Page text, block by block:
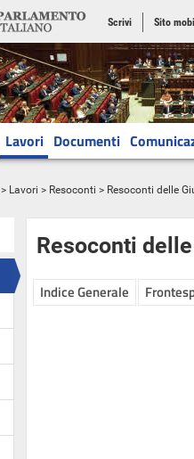
Scrivi Sito
Lavori Documenti
> Lavori > Resoconti > Resoconti delle
Resoconti
Indice Generale